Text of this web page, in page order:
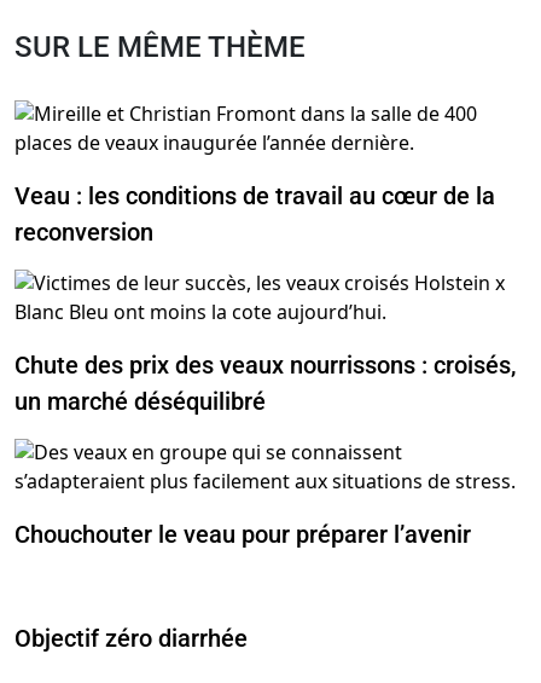
SUR LE MÊME THÈME
Veau : les conditions de travail au cœur de la
reconversion
Chute des prix des veaux nourrissons : croisés,
un marché déséquilibré
Chouchouter le veau pour préparer l’avenir
Objectif zéro diarrhée